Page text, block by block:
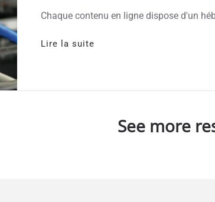
Chaque contenu en ligne dispose d'un
Lire la suite
See more